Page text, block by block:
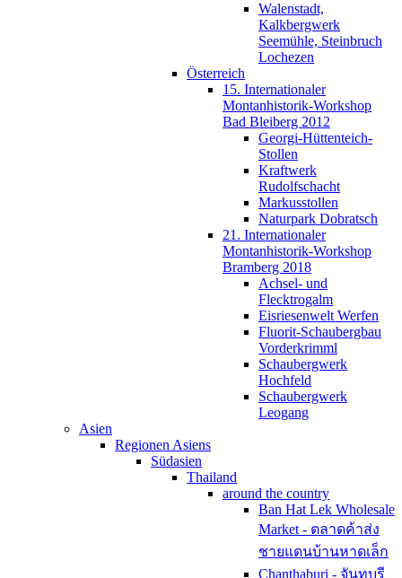
Walenstadt,
Kalkbergwerk
Seemühle, Steinbruch
Lochezen
Österreich
15. Internationaler
Montanhistorik-Workshop
Bad Bleiberg 2012
Georgi-Hüttenteich-
Stollen
Kraftwerk
Rudolfschacht
Markusstollen
Naturpark Dobratsch
21. Internationaler
Montanhistorik-Workshop
Bramberg 2018
Achsel- und
Flecktrogalm
Eisriesenwelt Werfen
Fluorit-Schaubergbau
Vorderkrimml
Schaubergwerk
Hochfeld
Schaubergwerk
Leogang
Asien
Regionen Asiens
Südasien
Thailand
around the country
Ban Hat Lek Wholesale
Market - ตลาดค้าส่ง
ชายแดนบ้านหาดเล็ก
Chanthaburi - จันทบุรี